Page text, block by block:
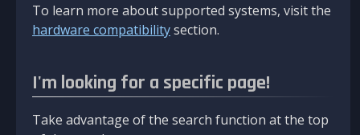
To learn more about supported systems, visit the
hardware compatibilitysection.
I'm looking for a specific page!
Take advantage of the search function at the top